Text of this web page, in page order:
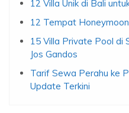
12 Villa Unik di Bali
12 Tempat
15 Villa Private Pool di
Jos Gandos
Tarif Sewa Perahu ke
Update Terkini